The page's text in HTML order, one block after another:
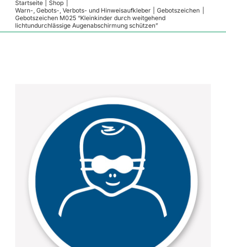
Startseite
Shop
Warn-, Gebots-, Verbots- und Hinweisaufkleber
Gebotszeichen
Gebotszeichen M025 “Kleinkinder durch weitgehend
lichtundurchlässige Augenabschirmung schützen”